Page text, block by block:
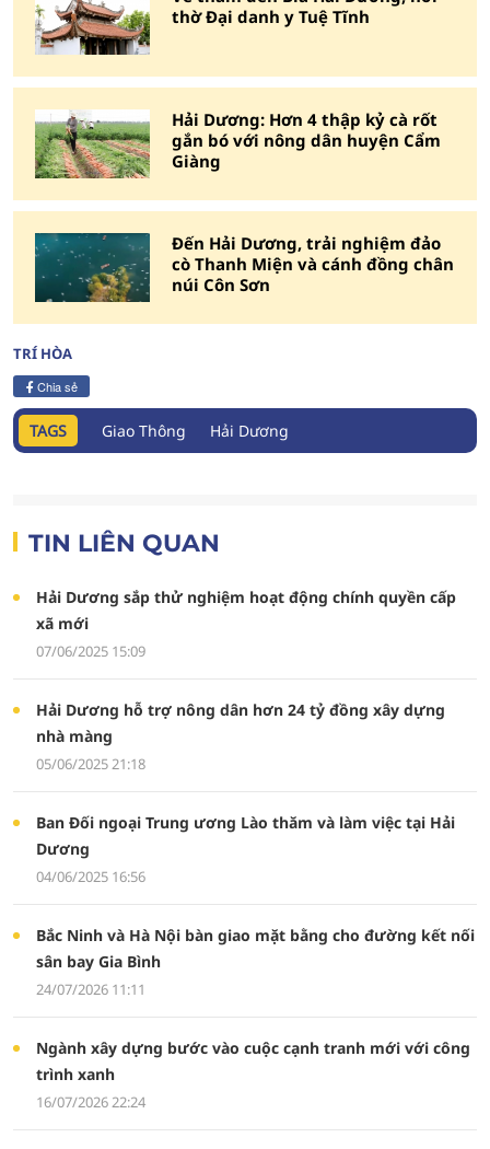
thờ Đại danh y Tuệ Tĩnh
Hải Dương: Hơn 4 thập kỷ cà rốt
gắn bó với nông dân huyện Cẩm
Giàng
Đến Hải Dương, trải nghiệm đảo
cò Thanh Miện và cánh đồng chân
núi Côn Sơn
TRÍ HÒA
Chia sẻ
TAGS Giao Thông Hải Dương
TIN LIÊN QUAN
Hải Dương sắp thử nghiệm hoạt động chính quyền cấp
xã mới
07/06/2025 15:09
Hải Dương hỗ trợ nông dân hơn 24 tỷ đồng xây dựng
nhà màng
05/06/2025 21:18
Ban Đối ngoại Trung ương Lào thăm và làm việc tại Hải
Dương
04/06/2025 16:56
Bắc Ninh và Hà Nội bàn giao mặt bằng cho đường kết nối
sân bay Gia Bình
24/07/2026 11:11
Ngành xây dựng bước vào cuộc cạnh tranh mới với công
trình xanh
16/07/2026 22:24